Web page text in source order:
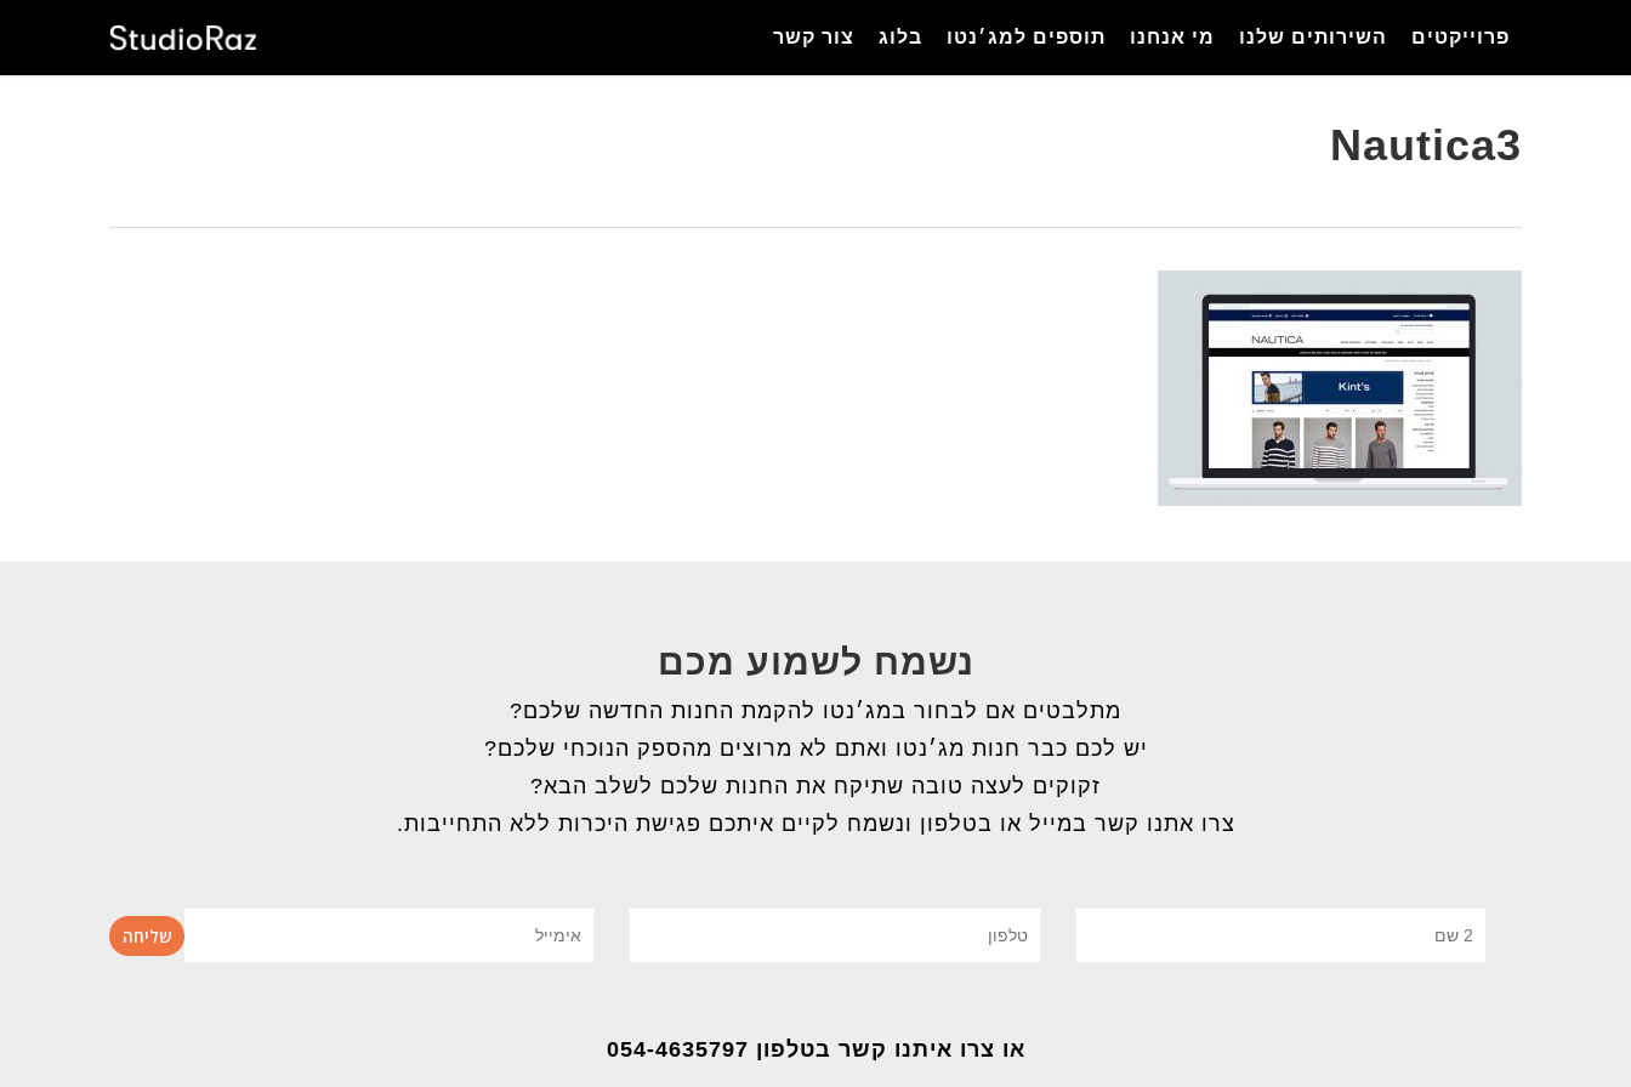
main
פרוייקטים השירותים שלנו מי אנחנו תוספים למג׳נטו בלוג צור קשר
Nautica3
נשמח לשמוע מכם
מתלבטים אם לבחור במג׳נטו להקמת החנות החדשה שלכם?
יש לכם כבר חנות מג׳נטו ואתם לא מרוצים מהספק הנוכחי שלכם?
זקוקים לעצה טובה שתיקח את החנות שלכם לשלב הבא?
צרו אתנו קשר במייל או בטלפון ונשמח לקיים איתכם פגישת היכרות ללא התחייבות.
או צרו איתנו קשר בטלפון 054-4635797